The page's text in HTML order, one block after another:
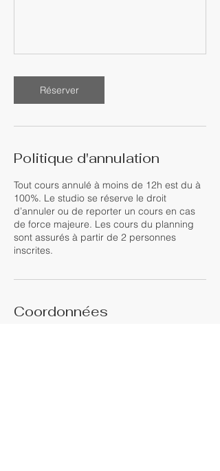
Réserver
Politique d'annulation
Tout cours annulé à moins de 12h est du à
100%. Le studio se réserve le droit
d’annuler ou de reporter un cours en cas
de force majeure. Les cours du planning
sont assurés à partir de 2 personnes
inscrites.
Coordonnées